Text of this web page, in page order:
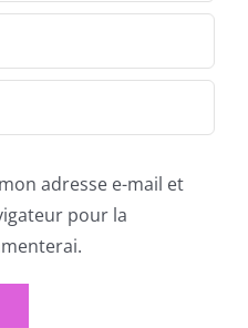
adresse e-mail et
pour la